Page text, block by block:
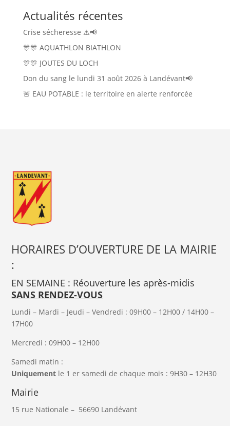
Actualités récentes
Crise sécheresse ⚠️📢
🎊🎊 AQUATHLON BIATHLON
🎊🎊 JOUTES DU LOCH
Don du sang le lundi 31 août 2026 à Landévant📢
🚨 EAU POTABLE : le territoire en alerte renforcée
HORAIRES D’OUVERTURE DE LA MAIRIE
:
EN SEMAINE : Réouverture les après-midis
SANS RENDEZ-VOUS
Lundi – Mardi – Jeudi – Vendredi : 09H00 – 12H00 / 14H00 –
17H00
Mercredi : 09H00 – 12H00
Samedi matin :
Uniquement le 1 er samedi de chaque mois : 9H30 – 12H30
Mairie
15 rue Nationale – 56690 Landévant